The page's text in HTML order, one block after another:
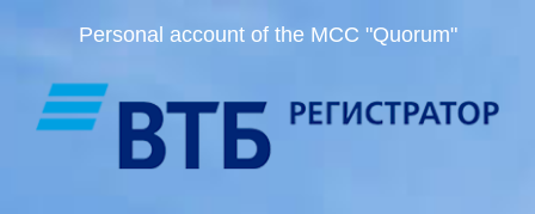
Personal account of the MCC "Quorum"